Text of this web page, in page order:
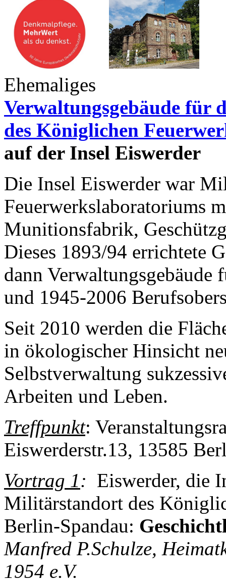
Ehemaliges
Verwaltungsgebäude für
des Königlichen
auf der Insel Eiswerder
Die Insel Eiswerder war
Feuerwerkslaboratoriums
Munitionsfabrik,
Dieses 1893/94 errichtete
dann
und 1945-2006
Seit 2010 werden die
in ökologischer Hinsicht
Selbstverwaltung
Arbeiten und Leben.
Treffpunkt:
Eiswerderstr.13, 13585
Vortrag 1: Eiswerder, die
Militärstandort des
Berlin-Spandau:
Manfred P.Schulze,
1954 e.V.